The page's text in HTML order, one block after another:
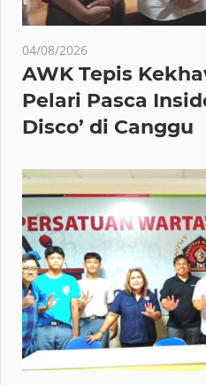
04/08/2026
AWK Tepis
Pelari Pasca
Disco’ di Canggu